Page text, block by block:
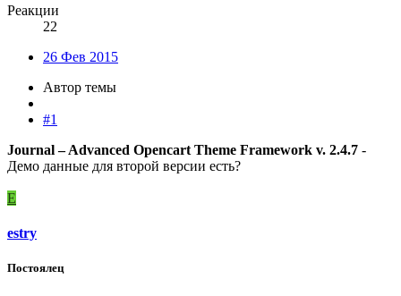
Реакции
22
26 Фев 2015
Автор темы
#1
Journal – Advanced Opencart Theme Framework v. 2.4.7 -
Демо данные для второй версии есть?
E
estry
Постоялец